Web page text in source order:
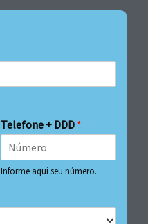
Telefone + DDD *
Informe aqui seu número.